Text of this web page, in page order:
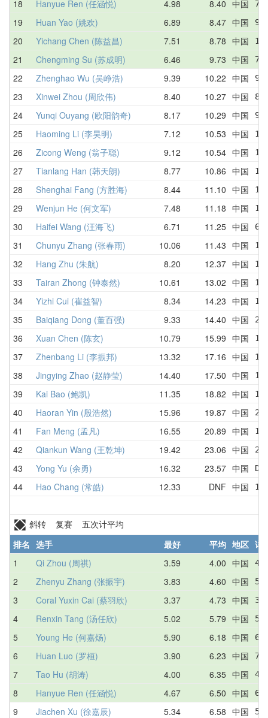
18 Hanyue Ren (任涵悦) 4.98 8.40 中国
19 Huan Yao (姚欢) 6.89 8.47 中国
20 Yichang Chen (陈益昌) 7.51 8.78 中国
21 Chengming Su (苏成明) 6.46 9.73 中国
22 Zhenghao Wu (吴峥浩) 9.39 10.22 中国
23 Xinwei Zhou (周欣伟) 8.40 10.27 中国
24 Yunqi Ouyang (欧阳韵奇) 8.17 10.29 中国
25 Haoming Li (李昊明) 7.12 10.53 中国
26 Zicong Weng (翁子聪) 9.12 10.54 中国
27 Tianlang Han (韩天朗) 8.77 10.86 中国
28 Shenghai Fang (方胜海) 8.44 11.10 中国
29 Wenjun He (何文军) 7.48 11.18 中国
30 Haifei Wang (汪海飞) 6.71 11.25 中国
31 Chunyu Zhang (张春雨) 10.06 11.43 中国
32 Hang Zhu (朱航) 8.20 12.37 中国
33 Tairan Zhong (钟泰然) 10.61 13.02 中国
34 Yizhi Cui (崔益智) 8.34 14.23 中国
35 Baiqiang Dong (董百强) 9.33 14.40 中国
36 Xuan Chen (陈玄) 10.79 15.99 中国
37 Zhenbang Li (李振邦) 13.32 17.16 中国
38 Jingying Zhao (赵静莹) 14.40 17.50 中国
39 Kai Bao (鲍凯) 11.35 18.82 中国
40 Haoran Yin (殷浩然) 15.96 19.87 中国
41 Fan Meng (孟凡) 16.55 20.89 中国
42 Qiankun Wang (王乾坤) 19.42 23.06 中国
43 Yong Yu (余勇) 16.32 23.57 中国
44 Hao Chang (常皓) 12.33 DNF 中国
斜转 复赛 五次计平均
排名 选手 最好 平均 地区 详
1
Qi Zhou (周祺) 3.59 4.00 中国
2 Zhenyu Zhang (张振宇) 3.83 4.60 中国
3 Coral Yuxin Cai (蔡羽欣) 3.37 4.73 中国
4 Renxin Tang (汤任欣) 5.02 5.79 中国
5 Young He (何嘉炀) 5.90 6.18 中国
6 Huan Luo (罗桓) 3.90 6.23 中国
7 Tao Hu (胡涛) 4.00 6.35 中国
8 Hanyue Ren (任涵悦) 4.67 6.50 中国
9 Jiachen Xu (徐嘉辰) 5.34 6.58 中国